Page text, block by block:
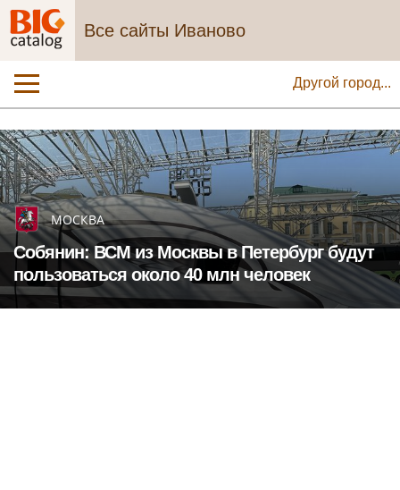
Все сайты Иваново
Другой город...
МОСКВА
Собянин: ВСМ из Москвы в Петербург будут
пользоваться около 40 млн человек